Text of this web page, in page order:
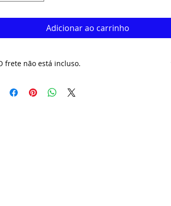
Adicionar ao carrinho
frete não está incluso.
úteis. Aguarde nosso e.mail com o número de